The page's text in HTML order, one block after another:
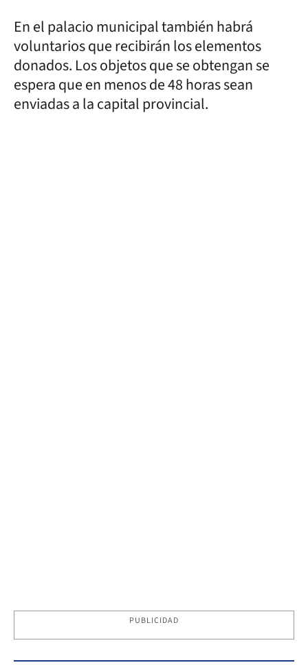
En el palacio municipal también habrá
voluntarios que recibirán los elementos
donados. Los objetos que se obtengan se
espera que en menos de 48 horas sean
enviadas a la capital provincial.
PUBLICIDAD